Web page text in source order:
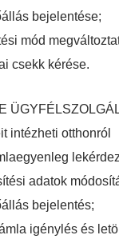
bejelentése;
mód
csekk kérése.
intézheti otthonról
adatok
bejelentés;
igénylés és